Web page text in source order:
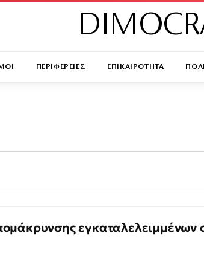
ΠΕΡΙΦΕΡΕΙΕΣ ΕΠΙΚΑΙΡΟΤΗΤΑ